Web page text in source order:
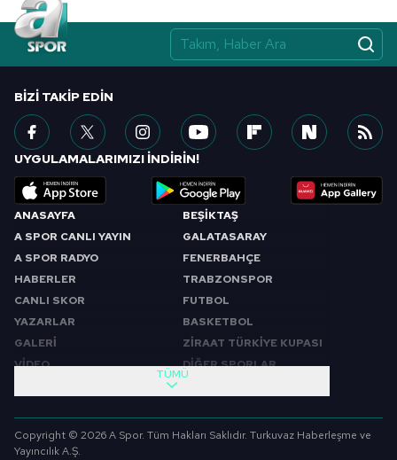
ANASAYFA
A SPOR CANLI YAYIN
A SPOR RADYO
HABERLER
CANLI SKOR
YAZARLAR
GALERİ
VİDEO
BEŞİKTAŞ
GALATASARAY
FENERBAHÇE
TRABZONSPOR
FUTBOL
BASKETBOL
ZİRAAT TÜRKİYE KUPASI
DİĞER SPORLAR
SABAH SPORU
SPOR GÜNDEMİ
FUTBOL
TÜMÜ
BIZI TAKIP EDIN
UYGULAMALARIMIZI İNDİRİN!
Copyright © 2026 A Spor. Tüm Hakları Saklıdır. Turkuvaz Haberleşme ve
Yayıncılık A.Ş.